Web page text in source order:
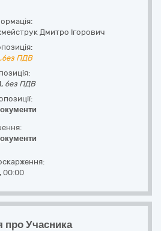
Дмитро Ігорович
без ПДВ
без ПДВ
00:00
про Учасника